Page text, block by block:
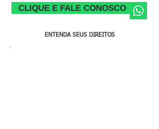
CLIQUE E FALE CONOSCO
ENTENDA SEUS DIREITOS